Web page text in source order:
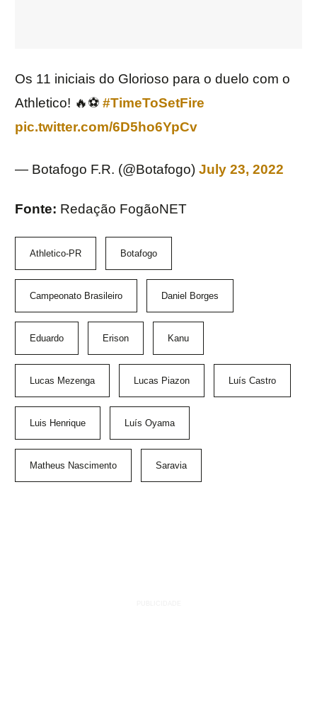
Os 11 iniciais do Glorioso para o duelo com o
Athletico! 🔥⚽️ #TimeToSetFire
pic.twitter.com/6D5ho6YpCv
— Botafogo F.R. (@Botafogo) July 23, 2022
Fonte: Redação FogãoNET
Athletico-PR Botafogo
Campeonato Brasileiro Daniel Borges
Eduardo Erison Kanu
Lucas Mezenga Lucas Piazon Luís Castro
Luis Henrique Luís Oyama
Matheus Nascimento Saravia